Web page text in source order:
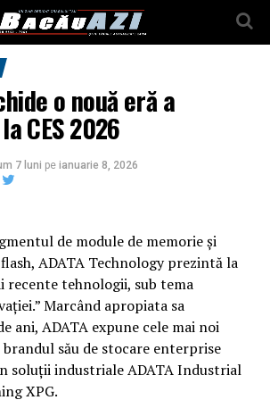
o nouă eră a
CES 2026
7 luni pe ianuarie 8, 2026
de module de memorie și
ADATA Technology prezintă la
recente tehnologii, sub tema
Marcând apropiata sa
ani, ADATA expune cele mai noi
său de stocare enterprise
soluții industriale ADATA Industrial
XPG.